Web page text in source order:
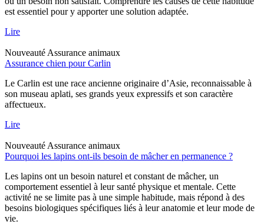
est essentiel pour y apporter une solution adaptée.
Lire
Nouveauté Assurance animaux
Assurance chien pour Carlin
Le Carlin est une race ancienne originaire d’Asie, reconnaissable à
son museau aplati, ses grands yeux expressifs et son caractère
affectueux.
Lire
Nouveauté Assurance animaux
Pourquoi les lapins ont-ils besoin de mâcher en permanence ?
Les lapins ont un besoin naturel et constant de mâcher, un
comportement essentiel à leur santé physique et mentale. Cette
activité ne se limite pas à une simple habitude, mais répond à des
besoins biologiques spécifiques liés à leur anatomie et leur mode de
vie.